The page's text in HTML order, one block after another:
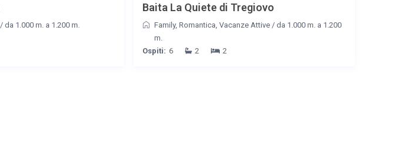
/da 1.000 m. a 1.200 m.
Baita La Quiete di Tregiovo
Family, Romantica Vacanze Attive/ da 1.000 m. a 1.200
m.
Ospiti: 6 2 2